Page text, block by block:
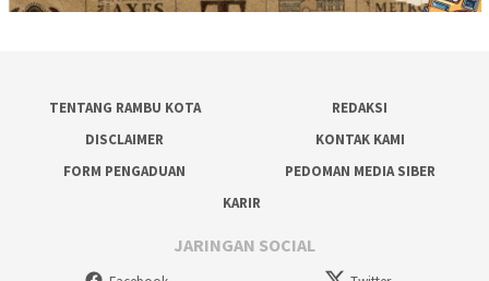
TENTANG RAMBU KOTA
REDAKSI
DISCLAIMER
KONTAK KAMI
FORM PENGADUAN
PEDOMAN MEDIA SIBER
KARIR
JARINGAN SOCIAL